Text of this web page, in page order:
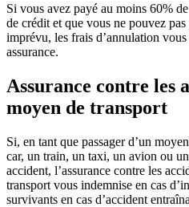
Si vous avez payé au moins 60%
de crédit et que vous ne pouvez
imprévu, les frais d’annulation
assurance.
Assurance contre les
moyen de transport
Si, en tant que passager d’un
car, un train, un taxi, un avion ou
accident, l’assurance contre les
transport vous indemnise en cas
survivants en cas d’accident